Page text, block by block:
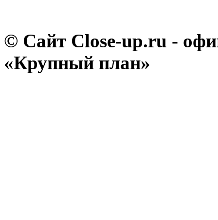
© Сайт Close-up.ru -
«Крупный план»